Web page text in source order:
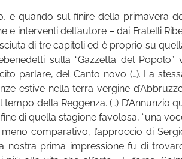
e quando sul finire della primavera
interventi dell’autore – dai Fratelli
di tre capitoli ed è proprio su
sulla “Gazzetta del Popolo”
parlare, del Canto novo (…). La
estive nella terra vergine
della Reggenza. (…) D’Annunzio
di quella stagione favolosa, “una
comparativo, l’approccio di
nostra prima impressione fu di